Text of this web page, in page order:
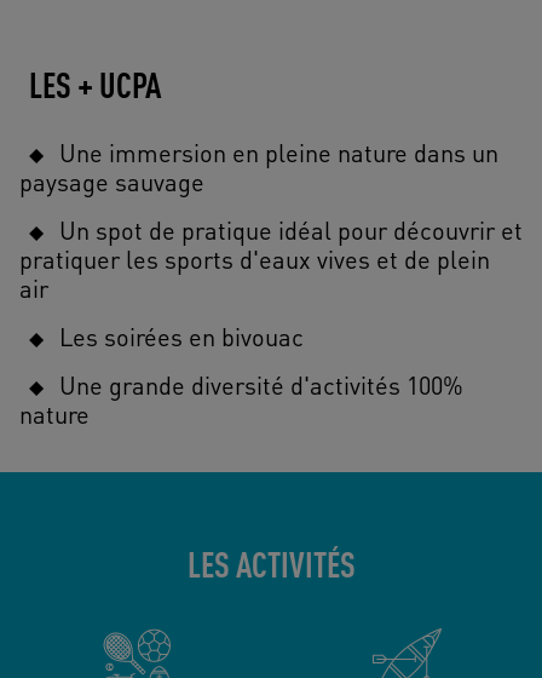
LES + UCPA
Une immersion en pleine nature dans un
paysage sauvage
Un spot de pratique idéal pour découvrir et
pratiquer les sports d'eaux vives et de plein
air
Les soirées en bivouac
Une grande diversité d'activités 100%
nature
LES ACTIVITÉS